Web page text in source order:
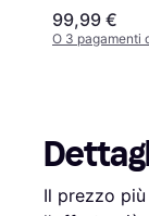
99,99 €
O 3 pagamenti
Il prezzo